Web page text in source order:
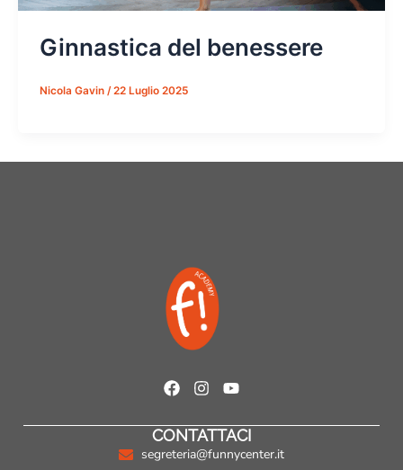
Ginnastica del benessere
Nicola Gavin /22 Luglio 2025
F
e
b
I
t
a
Y
t
u
CONTATTACI
segreteria@funnycenter.it